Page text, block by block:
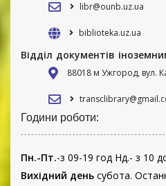
libr@ounb.uz.ua
biblioteka.uz.ua
Відділ документів
88018 м Ужгород, вул.
Години роботи:
Пн.-Пт.-з 09-19 год Нд.- з 10
Вихідний день субота.